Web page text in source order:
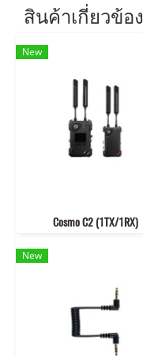
สินค้าเกี่ยวข้อง
New
Cosmo C2 (1TX/1RX)
New